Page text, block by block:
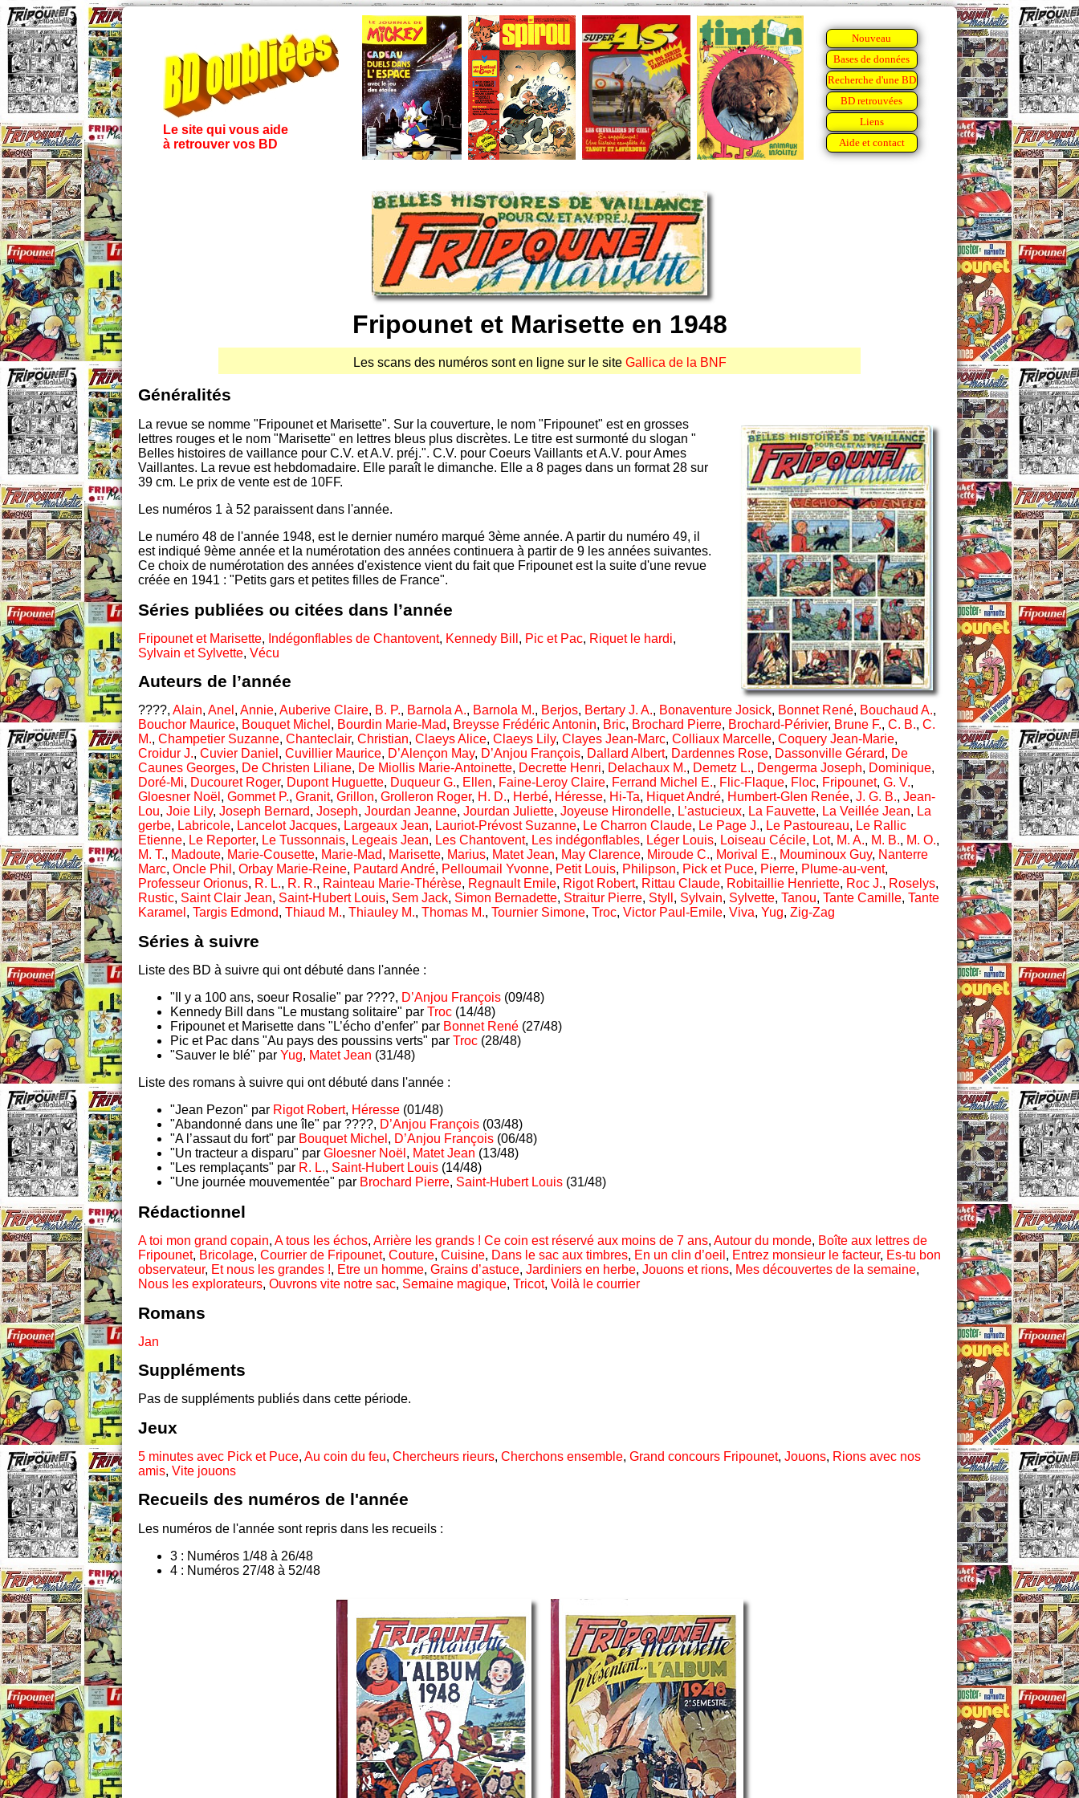
Le site qui vous aide
à retrouver vos BD
Nouveau
Bases de données
Recherche d'une BD
BD retrouvées
Liens
Aide et contact
Fripounet et Marisette en 1948
Les scans des numéros sont en ligne sur le site Gallica de la BNF
Généralités
La revue se nomme "Fripounet et Marisette". Sur la couverture, le nom "Fripounet" est en grosses
lettres rouges et le nom "Marisette" en lettres bleus plus discrètes. Le titre est surmonté du slogan "
Belles histoires de vaillance pour C.V. et A.V. préj.". C.V. pour Coeurs Vaillants et A.V. pour Ames
Vaillantes. La revue est hebdomadaire. Elle paraît le dimanche. Elle a 8 pages dans un format 28 sur
39 cm. Le prix de vente est de 10FF.
Les numéros 1 à 52 paraissent dans l'année.
Le numéro 48 de l'année 1948, est le dernier numéro marqué 3ème année. A partir du numéro 49, il
est indiqué 9ème année et la numérotation des années continuera à partir de 9 les années suivantes.
Ce choix de numérotation des années d'existence vient du fait que Fripounet est la suite d'une revue
créée en 1941 : "Petits gars et petites filles de France".
Séries publiées ou citées dans l’année
Fripounet et Marisette, Indégonflables de Chantovent, Kennedy Bill , Pic et Pac, Riquet le hardi,
Sylvain et Sylvette, Vécu
Auteurs de l’année
????, Alain, Anel , Annie, Auberive Claire, B. P., Barnola A., Barnola M., Berjos, Bertary J. A., Bonaventure Josick, Bonnet René, Bouchaud A.,
Bouchor Maurice, Bouquet Michel , Bourdin Marie-Mad, Breysse Frédéric Antonin, Bric, Brochard Pierre, Brochard-Périvier, Brune F., C. B., C.
M., Champetier Suzanne, Chanteclair, Christian, Claeys Alice, Claeys Lily, Clayes Jean-Marc, Colliaux Marcelle, Coquery Jean-Marie,
Croidur J., Cuvier Daniel , Cuvillier Maurice, D’Alençon May, D’Anjou François, Dallard Albert, Dardennes Rose, Dassonville Gérard, De
Caunes Georges, De Christen Liliane, De Miollis Marie-Antoinette, Decrette Henri, Delachaux M., Demetz L., Dengerma Joseph, Dominique,
Doré-Mi, Ducouret Roger, Dupont Huguette, Duqueur G., Ellen, Faine-Leroy Claire, Ferrand Michel E., Flic-Flaque, Floc, Fripounet, G. V.,
Gloesner Noël , Gommet P., Granit, Grillon, Grolleron Roger, H. D., Herbé, Héresse, Hi-Ta, Hiquet André, Humbert-Glen Renée, J. G. B., Jean-
Lou, Joie Lily, Joseph Bernard, Joseph, Jourdan Jeanne, Jourdan Juliette, Joyeuse Hirondelle, L’astucieux, La Fauvette, La Veillée Jean, La
gerbe, Labricole, Lancelot Jacques, Largeaux Jean, Lauriot-Prévost Suzanne, Le Charron Claude, Le Page J., Le Pastoureau, Le Rallic
Etienne, Le Reporter, Le Tussonnais, Legeais Jean, Les Chantovent, Les indégonflables, Léger Louis, Loiseau Cécile, Lot, M. A., M. B., M. O.,
M. T., Madoute, Marie-Cousette, Marie-Mad, Marisette, Marius, Matet Jean, May Clarence, Miroude C., Morival E., Mouminoux Guy, Nanterre
Marc, Oncle Phil , Orbay Marie-Reine, Pautard André, Pelloumail Yvonne, Petit Louis, Philipson, Pick et Puce, Pierre, Plume-au-vent,
Professeur Orionus, R. L., R. R., Rainteau Marie-Thérèse, Regnault Emile, Rigot Robert, Rittau Claude, Robitaillie Henriette, Roc J., Roselys,
Rustic, Saint Clair Jean, Saint-Hubert Louis, Sem Jack, Simon Bernadette, Straitur Pierre, Styll , Sylvain, Sylvette, Tanou, Tante Camille, Tante
Karamel , Targis Edmond, Thiaud M., Thiauley M., Thomas M., Tournier Simone, Troc, Victor Paul-Emile, Viva, Yug, Zig-Zag
Séries à suivre
Liste des BD à suivre qui ont débuté dans l'année :
"Il y a 100 ans, soeur Rosalie" par ????, D’Anjou François (09/48)
Kennedy Bill dans "Le mustang solitaire" par Troc (14/48)
Fripounet et Marisette dans "L’écho d’enfer" par Bonnet René (27/48)
Pic et Pac dans "Au pays des poussins verts" par Troc (28/48)
"Sauver le blé" par Yug, Matet Jean (31/48)
Liste des romans à suivre qui ont débuté dans l'année :
"Jean Pezon" par Rigot Robert, Héresse (01/48)
"Abandonné dans une île" par ????, D’Anjou François (03/48)
"A l’assaut du fort" par Bouquet Michel , D’Anjou François (06/48)
"Un tracteur a disparu" par Gloesner Noël , Matet Jean (13/48)
"Les remplaçants" par R. L., Saint-Hubert Louis (14/48)
"Une journée mouvementée" par Brochard Pierre, Saint-Hubert Louis (31/48)
Rédactionnel
A toi mon grand copain, A tous les échos, Arrière les grands ! Ce coin est réservé aux moins de 7 ans, Autour du monde, Boîte aux lettres de
Fripounet, Bricolage, Courrier de Fripounet, Couture, Cuisine, Dans le sac aux timbres, En un clin d’oeil , Entrez monsieur le facteur, Es-tu bon
observateur, Et nous les grandes !, Etre un homme, Grains d’astuce, Jardiniers en herbe, Jouons et rions, Mes découvertes de la semaine,
Nous les explorateurs, Ouvrons vite notre sac, Semaine magique, Tricot, Voilà le courrier
Romans
Jan
Suppléments
Pas de suppléments publiés dans cette période.
Jeux
5 minutes avec Pick et Puce, Au coin du feu, Chercheurs rieurs, Cherchons ensemble, Grand concours Fripounet, Jouons, Rions avec nos
amis, Vite jouons
Recueils des numéros de l'année
Les numéros de l'année sont repris dans les recueils :
3 : Numéros 1/48 à 26/48
4 : Numéros 27/48 à 52/48